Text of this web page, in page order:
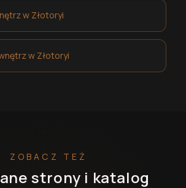
w Złotoryi
w Złotoryi
ZOBACZ TEŻ
strony i katalog